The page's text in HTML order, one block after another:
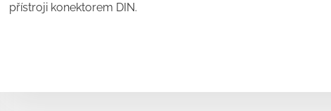
přístroji konektorem DIN.